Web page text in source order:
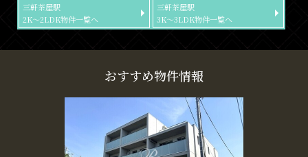
三軒茶屋駅
2K～2LDK物件一覧へ
三軒茶屋駅
3K～3LDK物件一覧へ
おすすめ物件情報